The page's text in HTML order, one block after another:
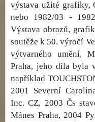
výstava užité grafiky,
nebo 1982/03 -
Výstava obrazů,
soutěže k 50. výročí
výtvarného umění,
Praha, jeho díla byla
například
2001 Severní
Inc. CZ, 2003 Čs
Mánes Praha, 2004